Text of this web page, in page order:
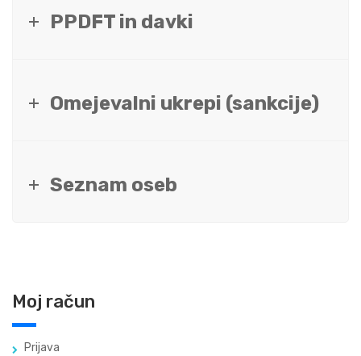
PPDFT in davki
Omejevalni ukrepi (sankcije)
Seznam oseb
Moj račun
Prijava